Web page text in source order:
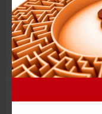
Geschäftsführers
wegen im
Beachten Sie |
Strafbefehlen
einschlägigen